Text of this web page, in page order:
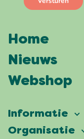
Home
Nieuws
Webshop
Informatie
Organisatie